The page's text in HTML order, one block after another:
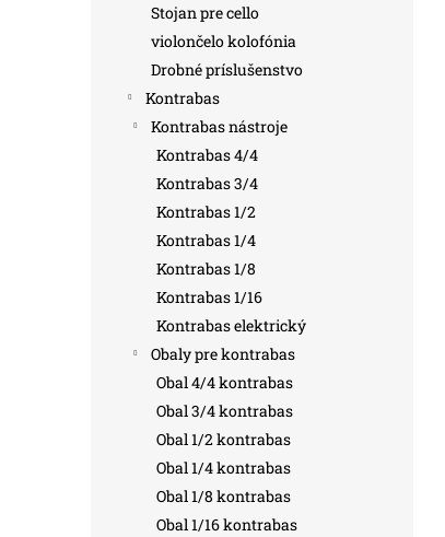
Stojan pre cello
violončelo kolofónia
Drobné príslušenstvo
Kontrabas
Kontrabas nástroje
Kontrabas 4/4
Kontrabas 3/4
Kontrabas 1/2
Kontrabas 1/4
Kontrabas 1/8
Kontrabas 1/16
Kontrabas elektrický
Obaly pre kontrabas
Obal 4/4 kontrabas
Obal 3/4 kontrabas
Obal 1/2 kontrabas
Obal 1/4 kontrabas
Obal 1/8 kontrabas
Obal 1/16 kontrabas